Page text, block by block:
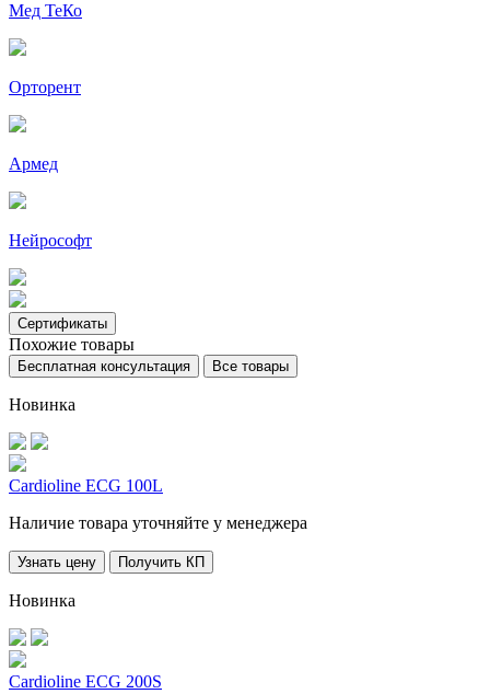
Мед ТеКо
Орторент
Армед
Нейрософт
Сертификаты
Похожие товары
Бесплатная консультация Все товары
Новинка
Cardioline ECG 100L
Наличие товара уточняйте у менеджера
Узнать цену Получить КП
Новинка
Cardioline ECG 200S